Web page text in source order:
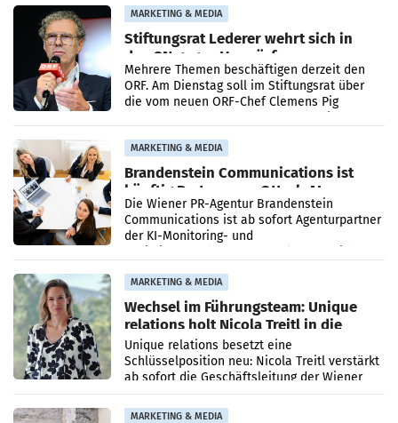
verdoppelte (+102
MARKETING & MEDIA
Stiftungsrat Lederer wehrt sich in
den SN gegen Vorwürfe
Mehrere Themen beschäftigen derzeit den
ORF. Am Dienstag soll im Stiftungsrat über
die vom neuen ORF-Chef Clemens Pig
MARKETING & MEDIA
Brandenstein Communications ist
künftig Partner von OtterlyAI
Die Wiener PR-Agentur Brandenstein
Communications ist ab sofort Agenturpartner
der KI-Monitoring- und
MARKETING & MEDIA
Wechsel im Führungsteam: Unique
relations holt Nicola Treitl in die
Geschäftsleitung
Unique relations besetzt eine
Schlüsselposition neu: Nicola Treitl verstärkt
ab sofort die Geschäftsleitung der Wiener
PR-Agentur an der Seite von Josef Kalina und
Anna Kalina-Mahr.
MARKETING & MEDIA